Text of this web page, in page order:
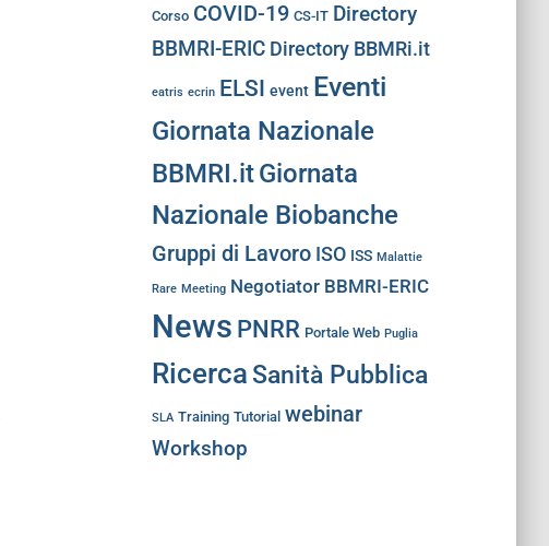
Corso COVID-19 CS-IT Directory
BBMRI-ERIC Directory BBMRi.it
eatris ecrin ELSI event Eventi
Giornata Nazionale
BBMRI.itGiornata
Nazionale Biobanche
Gruppi di Lavoro ISO ISS Malattie
Rare Meeting Negotiator BBMRI-ERIC
News PNRR Portale Web Puglia
Ricerca Sanità Pubblica
SLA Training Tutorial webinar
Workshop